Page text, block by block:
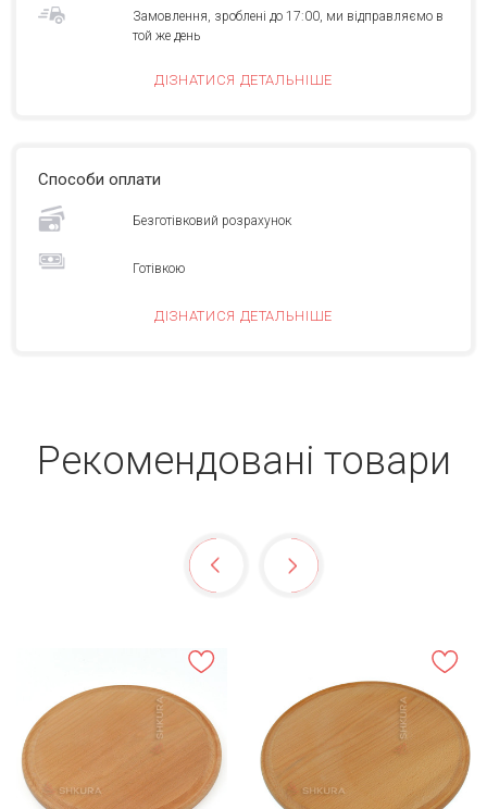
Замовлення, зроблені до 17:00, ми відправляємо в
той же день
ДІЗНАТИСЯ ДЕТАЛЬНІШЕ
Способи оплати
Безготівковий розрахунок
Готівкою
ДІЗНАТИСЯ ДЕТАЛЬНІШЕ
Рекомендовані товари